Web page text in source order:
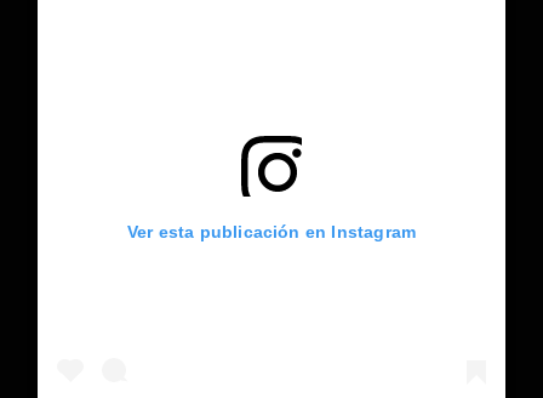
Ver esta publicación en Instagram